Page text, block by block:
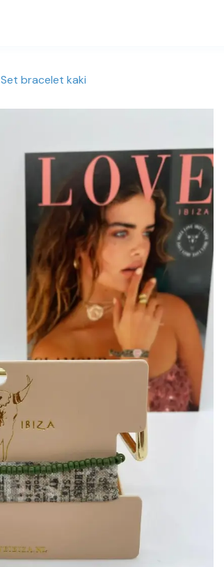
Set bracelet kaki